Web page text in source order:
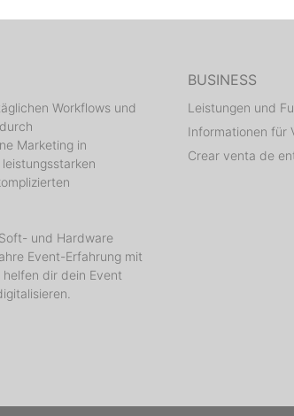
Workflows und
Marketing in
und Hardware
Event-Erfahrung mit
dir dein Event
BUSINESS
Leistungen und
Informationen für
Crear venta de